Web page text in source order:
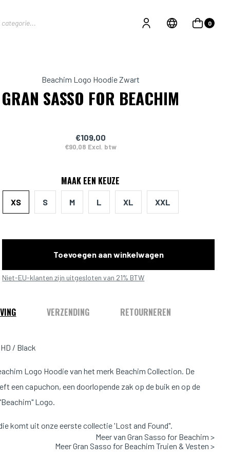
0
Beachim Logo Hoodie Zwart
GRAN SASSO FOR BEACHIM
€109,00
€90,08 Excl. btw
MAAK EEN KEUZE
XS S M L XL XXL
Toevoegen aan winkelwagen
Niet-EU-klanten zijn uitgesloten van 21% BTW
VERZENDING RETOURNEREN
/ Black
Logo Hoodie van het merk Beachim Collection. De
een capuchon, een doorlopende zak op de buik en op de
Logo.
komt uit onze eerste collectie 'Lost and Found".
Meer van Gran Sasso for Beachim >
Meer Gran Sasso for Beachim Truien & Vesten >